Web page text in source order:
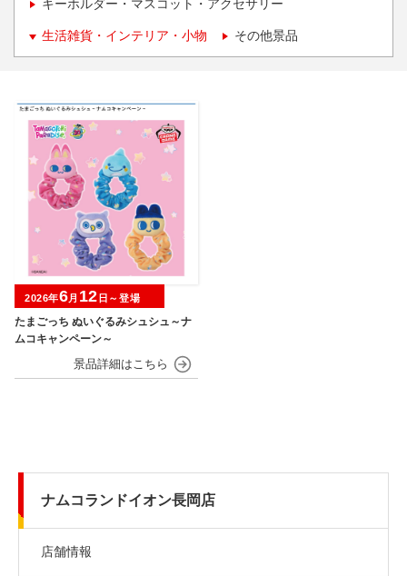
キーホルダー・マスコット・アクセサリー
生活雑貨・インテリア・小物 その他景品
たまごっち ぬいぐるみシュシュ～ナ
ムコキャンペーン～
2026年6月 12 日～登場
ナムコランドイオン長岡店
店舗情報